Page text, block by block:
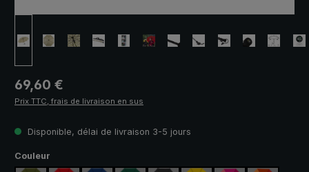
Prix régulier :
69,60 €
Prix TTC, frais de livraison en sus
Disponible, délai de livraison 3-5 jours
Sélectionnez
Couleur